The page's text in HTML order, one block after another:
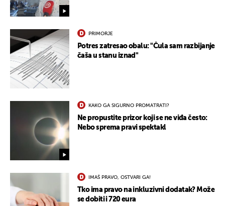
PRIMORJE
Potres zatresao obalu: "Čula sam razbijanje
čaša u stanu iznad"
KAKO GA SIGURNO PROMATRATI?
Ne propustite prizor koji se ne viđa često:
Nebo sprema pravi spektakl
IMAŠ PRAVO, OSTVARI GA!
Tko ima pravo na inkluzivni dodatak? Može
se dobiti i 720 eura